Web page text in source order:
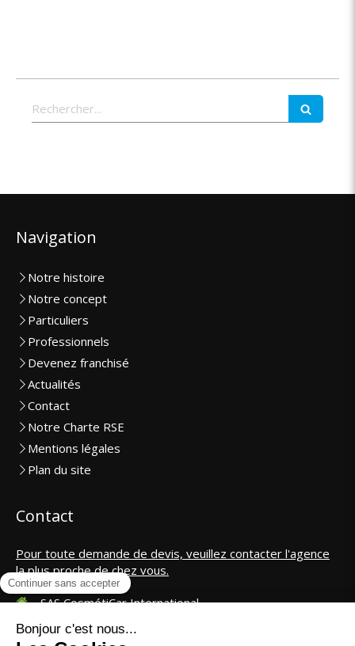
Rechercher
Navigation
Notre histoire
Notre concept
Particuliers
Professionnels
Devenez franchisé
Actualités
Contact
Notre Charte RSE
Mentions légales
Plan du site
Contact
Pour toute demande de devis, veuillez contacter l'agence
la plus proche de chez vous.
SAS CosmétiCar International
contact@cosmeticar.fr